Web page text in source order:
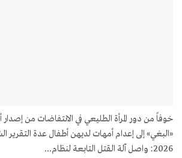
خوفاً من دور المرأة الطليعي في الانتفاضات من إصدار
«البغي» إلى إعدام أمهات لديهن أطفال عدة التقرير
2026: واصل آلة القتل التابعة لنظام...